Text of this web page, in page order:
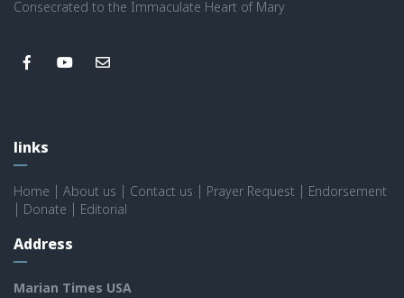
Consecrated to the Immaculate Heart of Mary
links
Home About us Contact us Prayer Request
Endorsement
Donate Editorial
Address
Marian Times USA